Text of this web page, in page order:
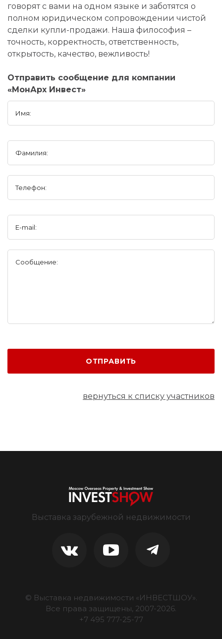
говорят с вами на одном языке и заботятся о
полном юридическом сопровождении чистой
сделки купли-продажи. Наша философия –
точность, корректность, ответственность,
открытость, качество, вежливость!
Отправить сообщение для компании
«МонАрх Инвест»
Имя:
Фамилия:
Телефон:
E-mail:
Сообщение:
ОТПРАВИТЬ
вернуться к списку участников
Выставка зарубежной недвижимости
© Выставка недвижимости «ИНВЕСТШОУ».
Все права защищены, 2007-2026.
+7 495 777-25-77